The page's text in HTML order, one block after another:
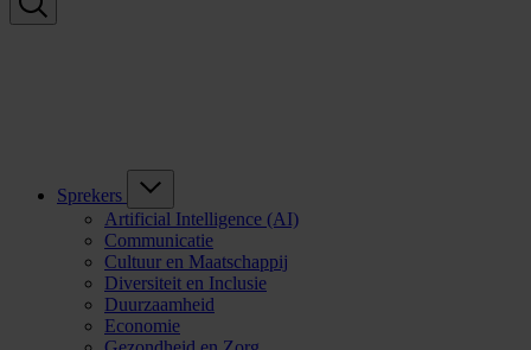
Sprekers
Artificial Intelligence (AI)
Communicatie
Cultuur en Maatschappij
Diversiteit en Inclusie
Duurzaamheid
Economie